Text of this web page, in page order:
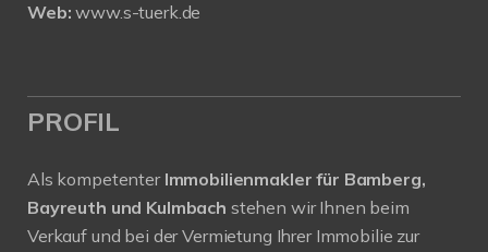
Web: www.s-tuerk.de
PROFIL
Als kompetenter Immobilienmakler für Bamberg,
Bayreuth und Kulmbach stehen wir Ihnen beim
Verkauf und bei der Vermietung Ihrer Immobilie zur